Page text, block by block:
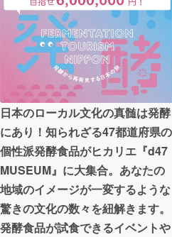
テクノロジー・ガジェ
映像・映画
ビジネス・起業
まちづくり・地域活性
CAMPFIRE for Social Good
CAMPFIREふるさと納税
日本のローカル文化の真髄は発酵
にあり！知られざる47都道府県の
個性派発酵食品がヒカリエ『d47
MUSEUM』に大集合。あなたの
地域のイメージが一変するような
驚きの文化の数々を紐解きます。
発酵食品が試食できるイベントや